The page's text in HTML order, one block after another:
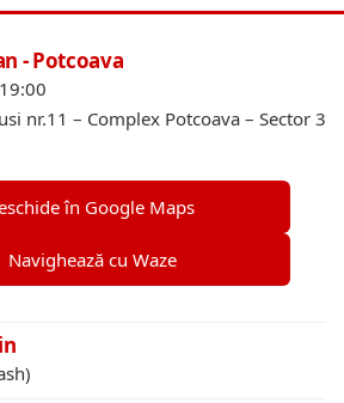
- Potcoava
nr.11 – Complex Potcoava – Sector 3
în Google Maps
Navighează cu Waze